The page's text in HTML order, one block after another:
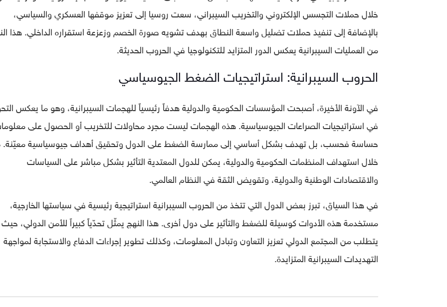
خلال حملات التجسس الإلكتروني والتخريب السيبراني، سعت روسيا إلى تعزيز موقفها العسكري والسياسي،
بالإضافة إلى تنفيذ حملات تضليل واسعة النطاق بهدف تشويه صورة الخصم وزعزعة استقراره الداخلي. هذا
من العمليات السيبرانية يعكس الدور المتزايد للتكنولوجيا في الحروب الحديثة.
الحروب السيبرانية: استراتيجيات الضغط الجيوسياسي
في الآونة الأخيرة، أصبحت المؤسسات الحكومية والدولية هدفاً رئيسياً للهجمات السيبرانية، وهو ما يعكس
في استراتيجيات الصراعات الجيوسياسية. هذه الهجمات ليست مجرد محاولات للتخريب أو الحصول على
حساسة فحسب، بل تهدف بشكل أساسي إلى ممارسة الضغط على الدول وتحقيق أهداف جيوسياسية
خلال استهداف المنظمات الحكومية والدولية، يمكن للدول المعتدية التأثير بشكل مباشر على السياسات
والاقتصادات الوطنية والدولية، وتقويض الثقة في النظام العالمي.
في هذا السياق، تبرز بعض الدول التي تتخذ من الحروب السيبرانية استراتيجية رئيسية في سياستها الخارجية،
مستخدمة هذه الأدوات كوسيلة للضغط والتأثير على دول أخرى. هذا النهج يمثّل تحدّياً كبيراً للأمن الدولي، حيث
يتطلب من المجتمع الدولي تعزيز التعاون وتبادل المعلومات، وكذلك تطوير إجراءات الدفاع والاستجابة لمواجهة
التهديدات السيبرانية المتزايدة.